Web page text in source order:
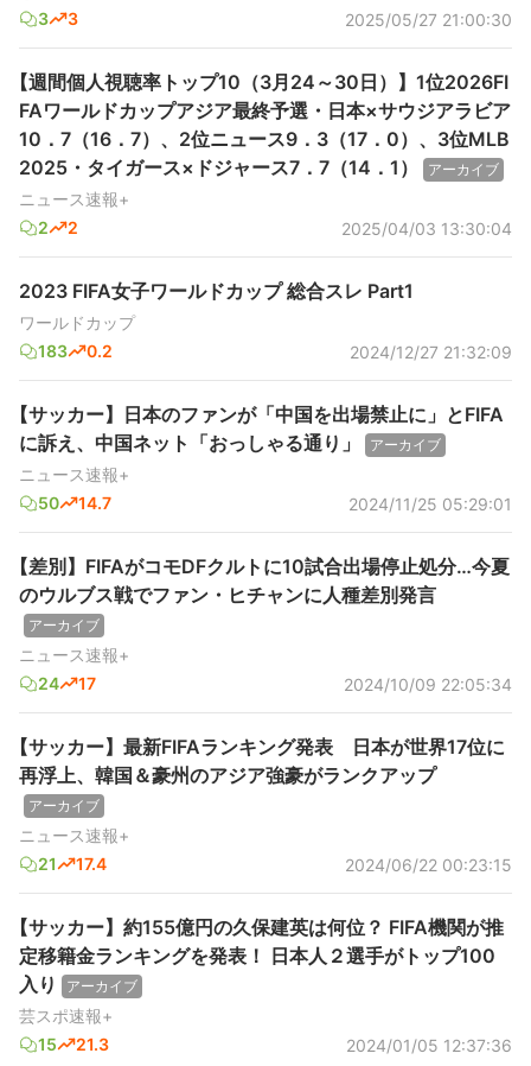
3
3 2025/05/27 21:00:30
【週間個人視聴率トップ10（3月24～30日）】1位2026FI
FAワールドカップアジア最終予選・日本×サウジアラビア
10．7（16．7）、2位ニュース9．3（17．0）、3位MLB
2025・タイガース×ドジャース7．7（14．1）
アーカイブ
ニュース速報+
2
2 2025/04/03 13:30:04
2023 FIFA女子ワールドカップ 総合スレ Part1
ワールドカップ
183
0.2 2024/12/27 21:32:09
【サッカー】日本のファンが「中国を出場禁止に」とFIFA
に訴え、中国ネット「おっしゃる通り」
アーカイブ
ニュース速報+
50
14.7 2024/11/25 05:29:01
【差別】FIFAがコモDFクルトに10試合出場停止処分…今夏
のウルブス戦でファン・ヒチャンに人種差別発言
アーカイブ
ニュース速報+
24
17 2024/10/09 22:05:34
【サッカー】最新FIFAランキング発表 日本が世界17位に
再浮上、韓国＆豪州のアジア強豪がランクアップ
アーカイブ
ニュース速報+
21
17.4 2024/06/22 00:23:15
【サッカー】約155億円の久保建英は何位？ FIFA機関が推
定移籍金ランキングを発表！ 日本人２選手がトップ100
入り
アーカイブ
芸スポ速報+
15
21.3 2024/01/05 12:37:36